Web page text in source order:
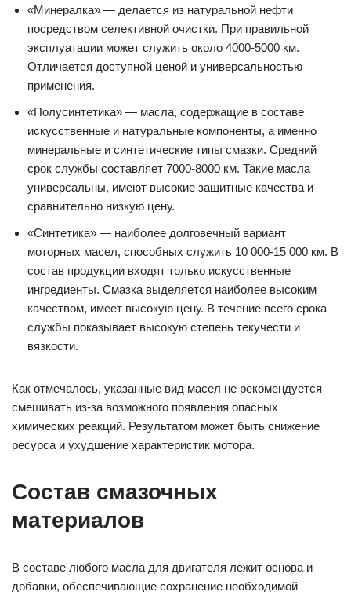
«Минералка» — делается из натуральной нефти
посредством селективной очистки. При правильной
эксплуатации может служить около 4000-5000 км.
Отличается доступной ценой и универсальностью
применения.
«Полусинтетика» — масла, содержащие в составе
искусственные и натуральные компоненты, а именно
минеральные и синтетические типы смазки. Средний
срок службы составляет 7000-8000 км. Такие масла
универсальны, имеют высокие защитные качества и
сравнительно низкую цену.
«Синтетика» — наиболее долговечный вариант
моторных масел, способных служить 10 000-15 000 км. В
состав продукции входят только искусственные
ингредиенты. Смазка выделяется наиболее высоким
качеством, имеет высокую цену. В течение всего срока
службы показывает высокую степень текучести и
вязкости.
Как отмечалось, указанные вид масел не рекомендуется
смешивать из-за возможного появления опасных
химических реакций. Результатом может быть снижение
ресурса и ухудшение характеристик мотора.
Состав смазочных
материалов
В составе любого масла для двигателя лежит основа и
добавки, обеспечивающие сохранение необходимой